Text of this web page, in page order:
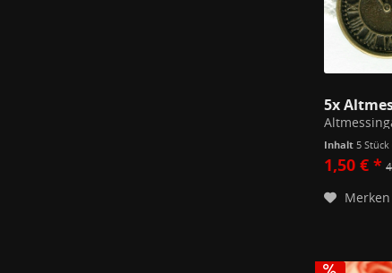
5x
Inhalt 5 Stück
1,50 € *
Merken